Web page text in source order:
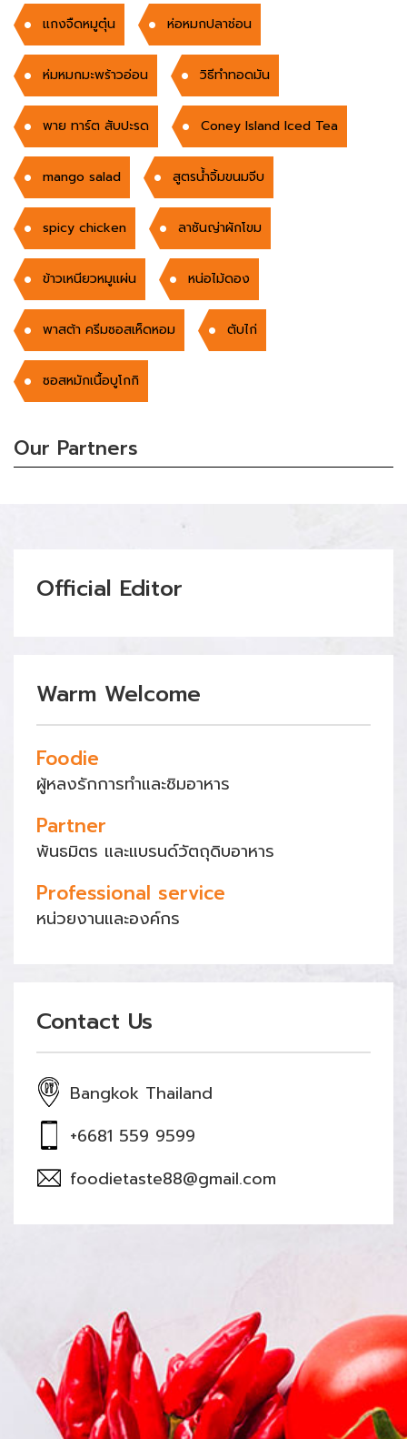
แกงจืดหมูตุ๋น ห่อหมกปลาช่อน
ห่มหมกมะพร้าวอ่อน วิธีทำทอดมัน
พาย ทาร์ต สับปะรด Coney Island Iced Tea
mango salad สูตรน้ำจิ้มขนมจีบ
spicy chicken ลาซันญ่าผักโขม
ข้าวเหนียวหมูแผ่น หน่อไม้ดอง
พาสต้า ครีมซอสเห็ดหอม ตับไก่
ซอสหมักเนื้อบูโกกิ
Our Partners
Official Editor
Warm Welcome
Foodie
ผู้หลงรักการทำและชิมอาหาร
Partner
พันธมิตร และแบรนด์วัตถุดิบอาหาร
Professional service
หน่วยงานและองค์กร
Contact Us
Bangkok Thailand
+6681 559 9599
foodietaste88@gmail.com